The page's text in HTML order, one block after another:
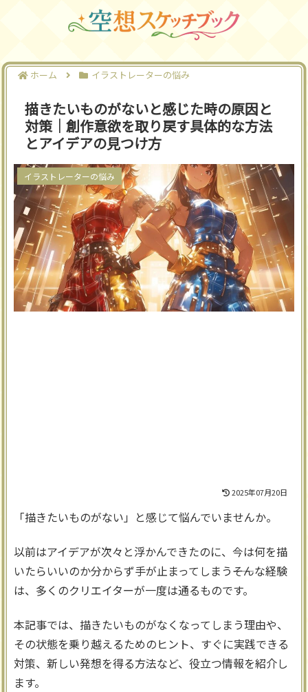
ホーム イラストレーターの悩み
描きたいものがないと感じた時の原因と
対策｜創作意欲を取り戻す具体的な方法
とアイデアの見つけ方
イラストレーターの悩み
2025年07月20日
「描きたいものがない」と感じて悩んでいませんか。
以前はアイデアが次々と浮かんできたのに、今は何を描
いたらいいのか分からず手が止まってしまう――そんな経験
は、多くのクリエイターが一度は通るものです。
本記事では、描きたいものがなくなってしまう理由や、
その状態を乗り越えるためのヒント、すぐに実践できる
対策、新しい発想を得る方法など、役立つ情報を紹介し
ます。